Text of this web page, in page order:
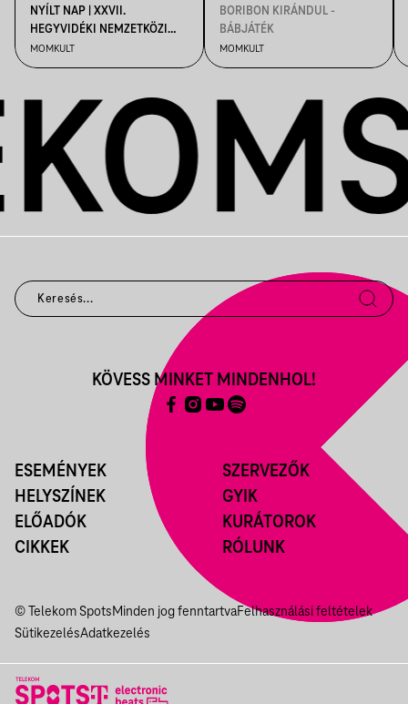
NYÍLT NAP | XXVII.
HEGYVIDÉKI NEMZETKÖZI
MŰVÉSZTELEP
MOMKULT
BORIBON KIRÁNDUL -
BÁBJÁTÉK
MOMKULT
ESEMÉNYEK
HELYSZÍNEK
ELŐADÓK
CIKKEK
SZERVEZŐK
GYIK
KURÁTOROK
RÓLUNK
KÖVESS MINKET MINDENHOL!
© Telekom SpotsMinden jog fenntartvaFelhasználási feltételek
SütikezelésAdatkezelés